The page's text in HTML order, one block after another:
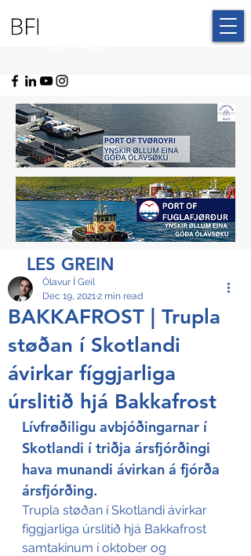
LES GREIN
BAKKAFROST | Trupla
støðan í Skotlandi
ávirkar fíggjarliga
úrslitið hjá Bakkafrost
Ólavur Í Geil
Dec 19, 20212 min read
Lívfrøðiligu avbjóðingarnar í
Skotlandi í triðja ársfjórðingi
hava munandi ávirkan á fjórða
ársfjórðing.
Trupla støðan í Skotlandi ávirkar
fíggjarliga úrslitið hjá Bakkafrost
samtakinum í oktober og